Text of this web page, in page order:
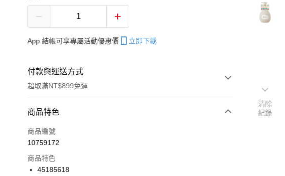
App 結帳可享專屬活動優惠價 立即下載
付款與運送方式
超取滿NT$899免運
付款方式
信用卡一次付款
商品特色
商品編號
10759172
商品特色
45185618
清除
紀錄